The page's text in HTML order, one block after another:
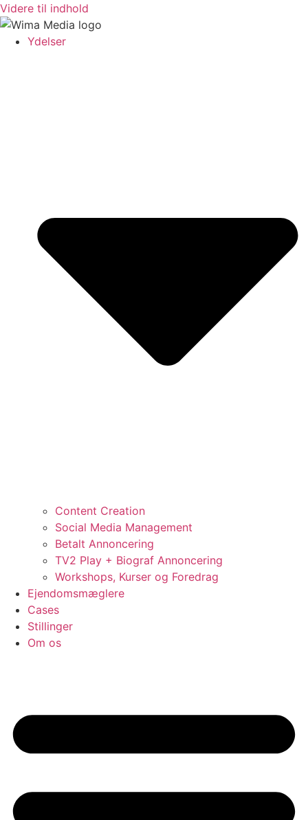
Videre til indhold
Ydelser
Content Creation
Social Media Management
Betalt Annoncering
TV2 Play + Biograf Annoncering
Workshops, Kurser og Foredrag
Ejendomsmæglere
Cases
Stillinger
Om os